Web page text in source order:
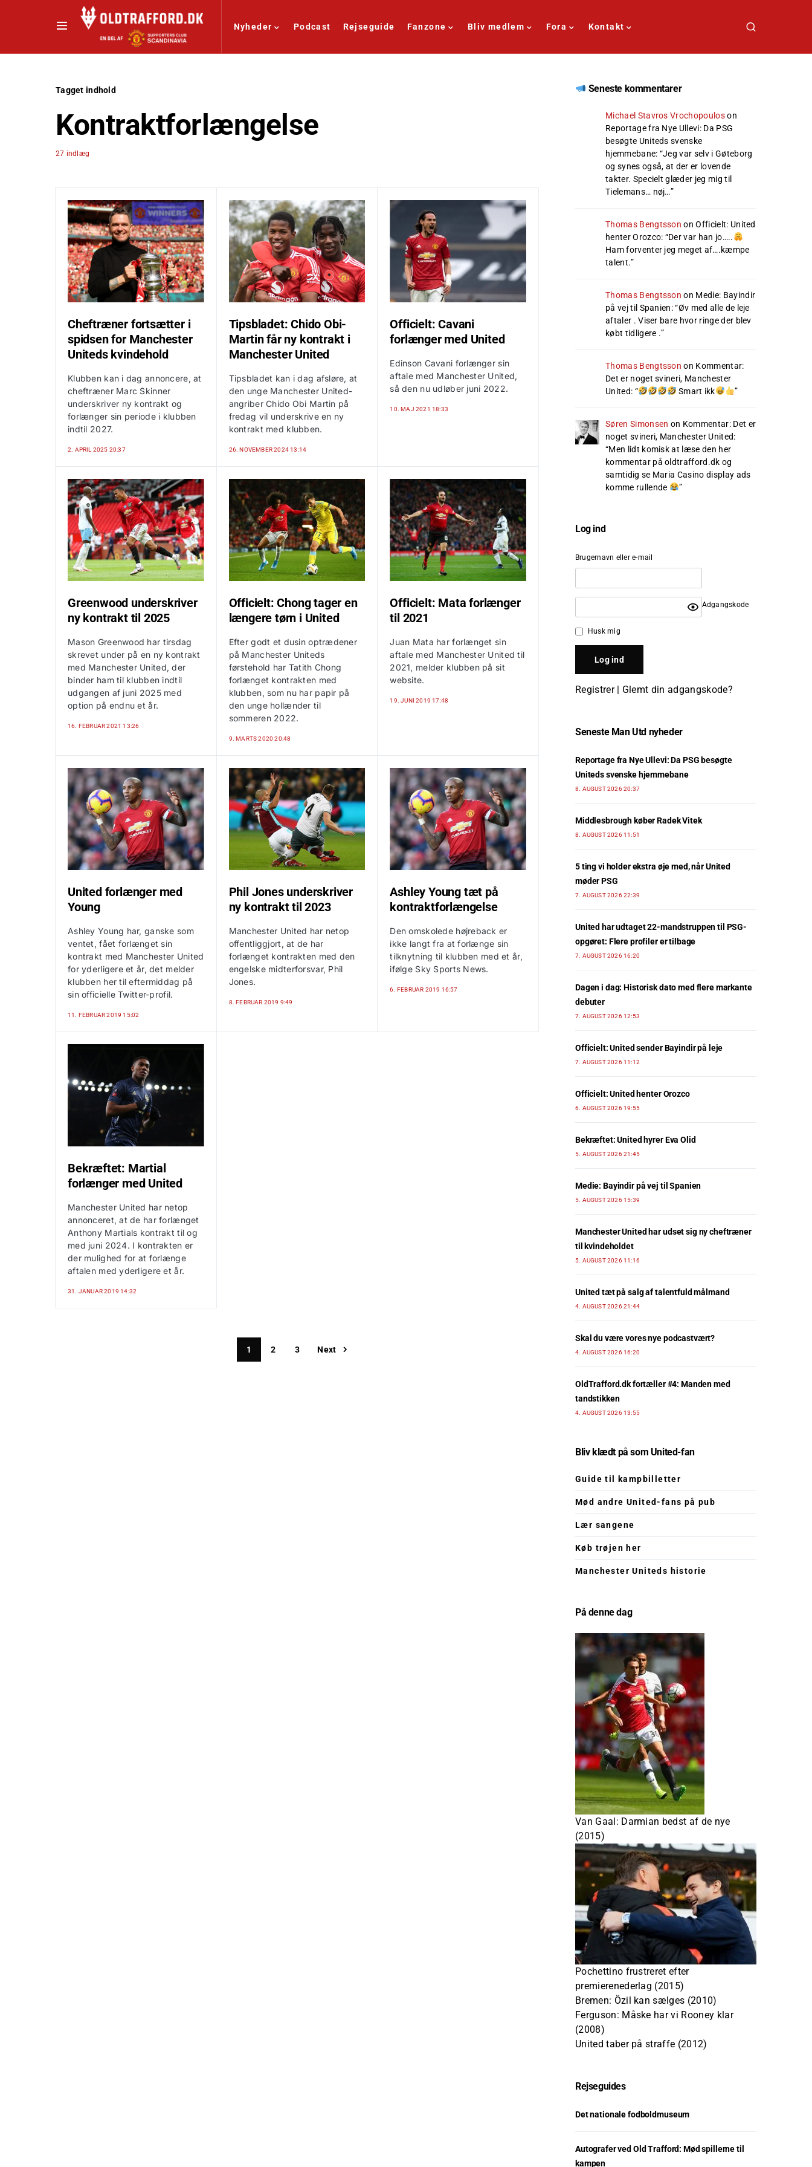
Nyheder Podcast Rejseguide Fanzone Bliv medlem Fora Kontakt
Tagget indhold
Kontraktforlængelse
27 indlæg
Cheftræner fortsætter i
spidsen for Manchester
Uniteds kvindehold
Klubben kan i dag annoncere, at
cheftræner Marc Skinner
underskriver ny kontrakt og
forlænger sin periode i klubben
indtil 2027.
2. APRIL 2025 20:37
Tipsbladet: Chido Obi-
Martin får ny kontrakt i
Manchester United
Tipsbladet kan i dag afsløre, at
den unge Manchester United-
angriber Chido Obi Martin på
fredag vil underskrive en ny
kontrakt med klubben.
26. NOVEMBER 2024 13:14
Officielt: Cavani
forlænger med United
Edinson Cavani forlænger sin
aftale med Manchester United,
så den nu udløber juni 2022.
10. MAJ 2021 18:33
Greenwood underskriver
ny kontrakt til 2025
Mason Greenwood har tirsdag
skrevet under på en ny kontrakt
med Manchester United, der
binder ham til klubben indtil
udgangen af juni 2025 med
option på endnu et år.
16. FEBRUAR 2021 13:26
Officielt: Chong tager en
længere tørn i United
Efter godt et dusin optrædener
på Manchester Uniteds
førstehold har Tatith Chong
forlænget kontrakten med
klubben, som nu har papir på
den unge hollænder til
sommeren 2022.
9. MARTS 2020 20:48
Officielt: Mata forlænger
til 2021
Juan Mata har forlænget sin
aftale med Manchester United til
2021, melder klubben på sit
website.
19. JUNI 2019 17:48
United forlænger med
Young
Ashley Young har, ganske som
ventet, fået forlænget sin
kontrakt med Manchester United
for yderligere et år, det melder
klubben her til eftermiddag på
sin officielle Twitter-profil.
11. FEBRUAR 2019 15:02
Phil Jones underskriver
ny kontrakt til 2023
Manchester United har netop
offentliggjort, at de har
forlænget kontrakten med den
engelske midterforsvar, Phil
Jones.
8. FEBRUAR 2019 9:49
Ashley Young tæt på
kontraktforlængelse
Den omskolede højreback er
ikke langt fra at forlænge sin
tilknytning til klubben med et år,
ifølge Sky Sports News.
6. FEBRUAR 2019 16:57
Bekræftet: Martial
forlænger med United
Manchester United har netop
annonceret, at de har forlænget
Anthony Martials kontrakt til og
med juni 2024. I kontrakten er
der mulighed for at forlænge
aftalen med yderligere et år.
31. JANUAR 2019 14:32
1 2 3 Next
Seneste kommentarer
Michael Stavros Vrochopouloson
Reportage fra Nye Ullevi: Da PSG
besøgte Uniteds svenske
hjemmebane: “Jeg var selv i Gøteborg
og synes også, at der er lovende
takter. Specielt glæder jeg mig til
Tielemans… nøj…”
Thomas Bengtsson onOfficielt: United
henter Orozco: “Der var han jo…..
Ham forventer jeg meget af….kæmpe
talent.”
Thomas Bengtsson on Medie: Bayindir
på vej til Spanien: “Øv med alle de leje
aftaler . Viser bare hvor ringe der blev
købt tidligere .”
Thomas Bengtsson on Kommentar:
Det er noget svineri, Manchester
United: “ Smart ikk ”
Søren Simonsen on Kommentar: Det er
noget svineri, Manchester United:
“Men lidt komisk at læse den her
kommentar på oldtrafford.dk og
samtidig se Maria Casino display ads
komme rullende
”
Log ind
Brugernavn eller e-mail
Adgangskode
Husk mig
Registrer| Glemt din adgangskode?
Seneste Man Utd nyheder
Reportage fra Nye Ullevi: Da PSG besøgte
Uniteds svenske hjemmebane
8. AUGUST 2026 20:37
Middlesbrough køber Radek Vitek
8. AUGUST 2026 11:51
5 ting vi holder ekstra øje med, når United
møder PSG
7. AUGUST 2026 22:39
United har udtaget 22-mandstruppen til PSG-
opgøret: Flere profiler er tilbage
7. AUGUST 2026 16:20
Dagen i dag: Historisk dato med flere markante
debuter
7. AUGUST 2026 12:53
Officielt: United sender Bayindir på leje
7. AUGUST 2026 11:12
Officielt: United henter Orozco
6. AUGUST 2026 19:55
Bekræftet: United hyrer Eva Olid
5. AUGUST 2026 21:45
Medie: Bayindir på vej til Spanien
5. AUGUST 2026 15:39
Manchester United har udset sig ny cheftræner
til kvindeholdet
5. AUGUST 2026 11:16
United tæt på salg af talentfuld målmand
4. AUGUST 2026 21:44
Skal du være vores nye podcastvært?
4. AUGUST 2026 16:20
OldTrafford.dk fortæller #4: Manden med
tandstikken
4. AUGUST 2026 13:55
Bliv klædt på som United-fan
Guide til kampbilletter
Mød andre United-fans på pub
Lær sangene
Køb trøjen her
Manchester Uniteds historie
På denne dag
Van Gaal: Darmian bedst af de nye
(2015)
Pochettino frustreret efter
premierenederlag (2015)
Bremen: Özil kan sælges (2010)
Ferguson: Måske har vi Rooney klar
(2008)
United taber på straffe (2012)
Rejseguides
Det nationale fodboldmuseum
Autografer ved Old Trafford: Mød spillerne til
kampen